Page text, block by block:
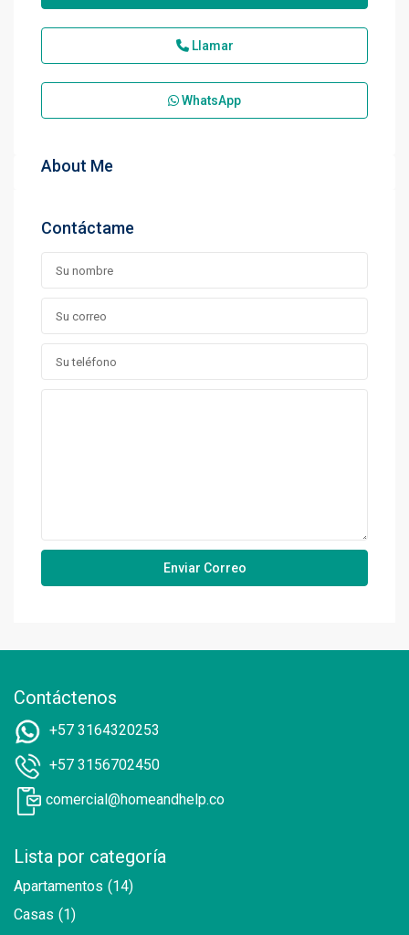
Llamar
WhatsApp
About Me
Contáctame
Contáctenos
+57 3164320253
+57 3156702450
comercial@homeandhelp.co
Lista por categoría
Apartamentos (14)
Casas (1)